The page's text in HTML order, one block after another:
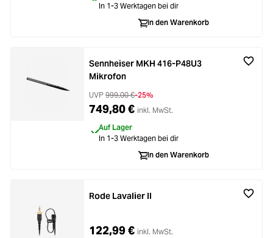
In 1-3 Werktagen bei dir
In den Warenkorb
Sennheiser MKH 416-P48U3
Mikrofon
UVP 999,00 €-25%
749,80 € inkl. MwSt.
Auf Lager
In 1-3 Werktagen bei dir
In den Warenkorb
Rode Lavalier II
122,99 € inkl. MwSt.